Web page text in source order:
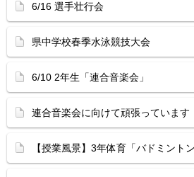
6/16 選手壮行会
県中学校春季水泳競技大会
6/10 2年生「連合音楽会」
連合音楽会に向けて頑張っています
【授業風景】3年体育「バドミントン